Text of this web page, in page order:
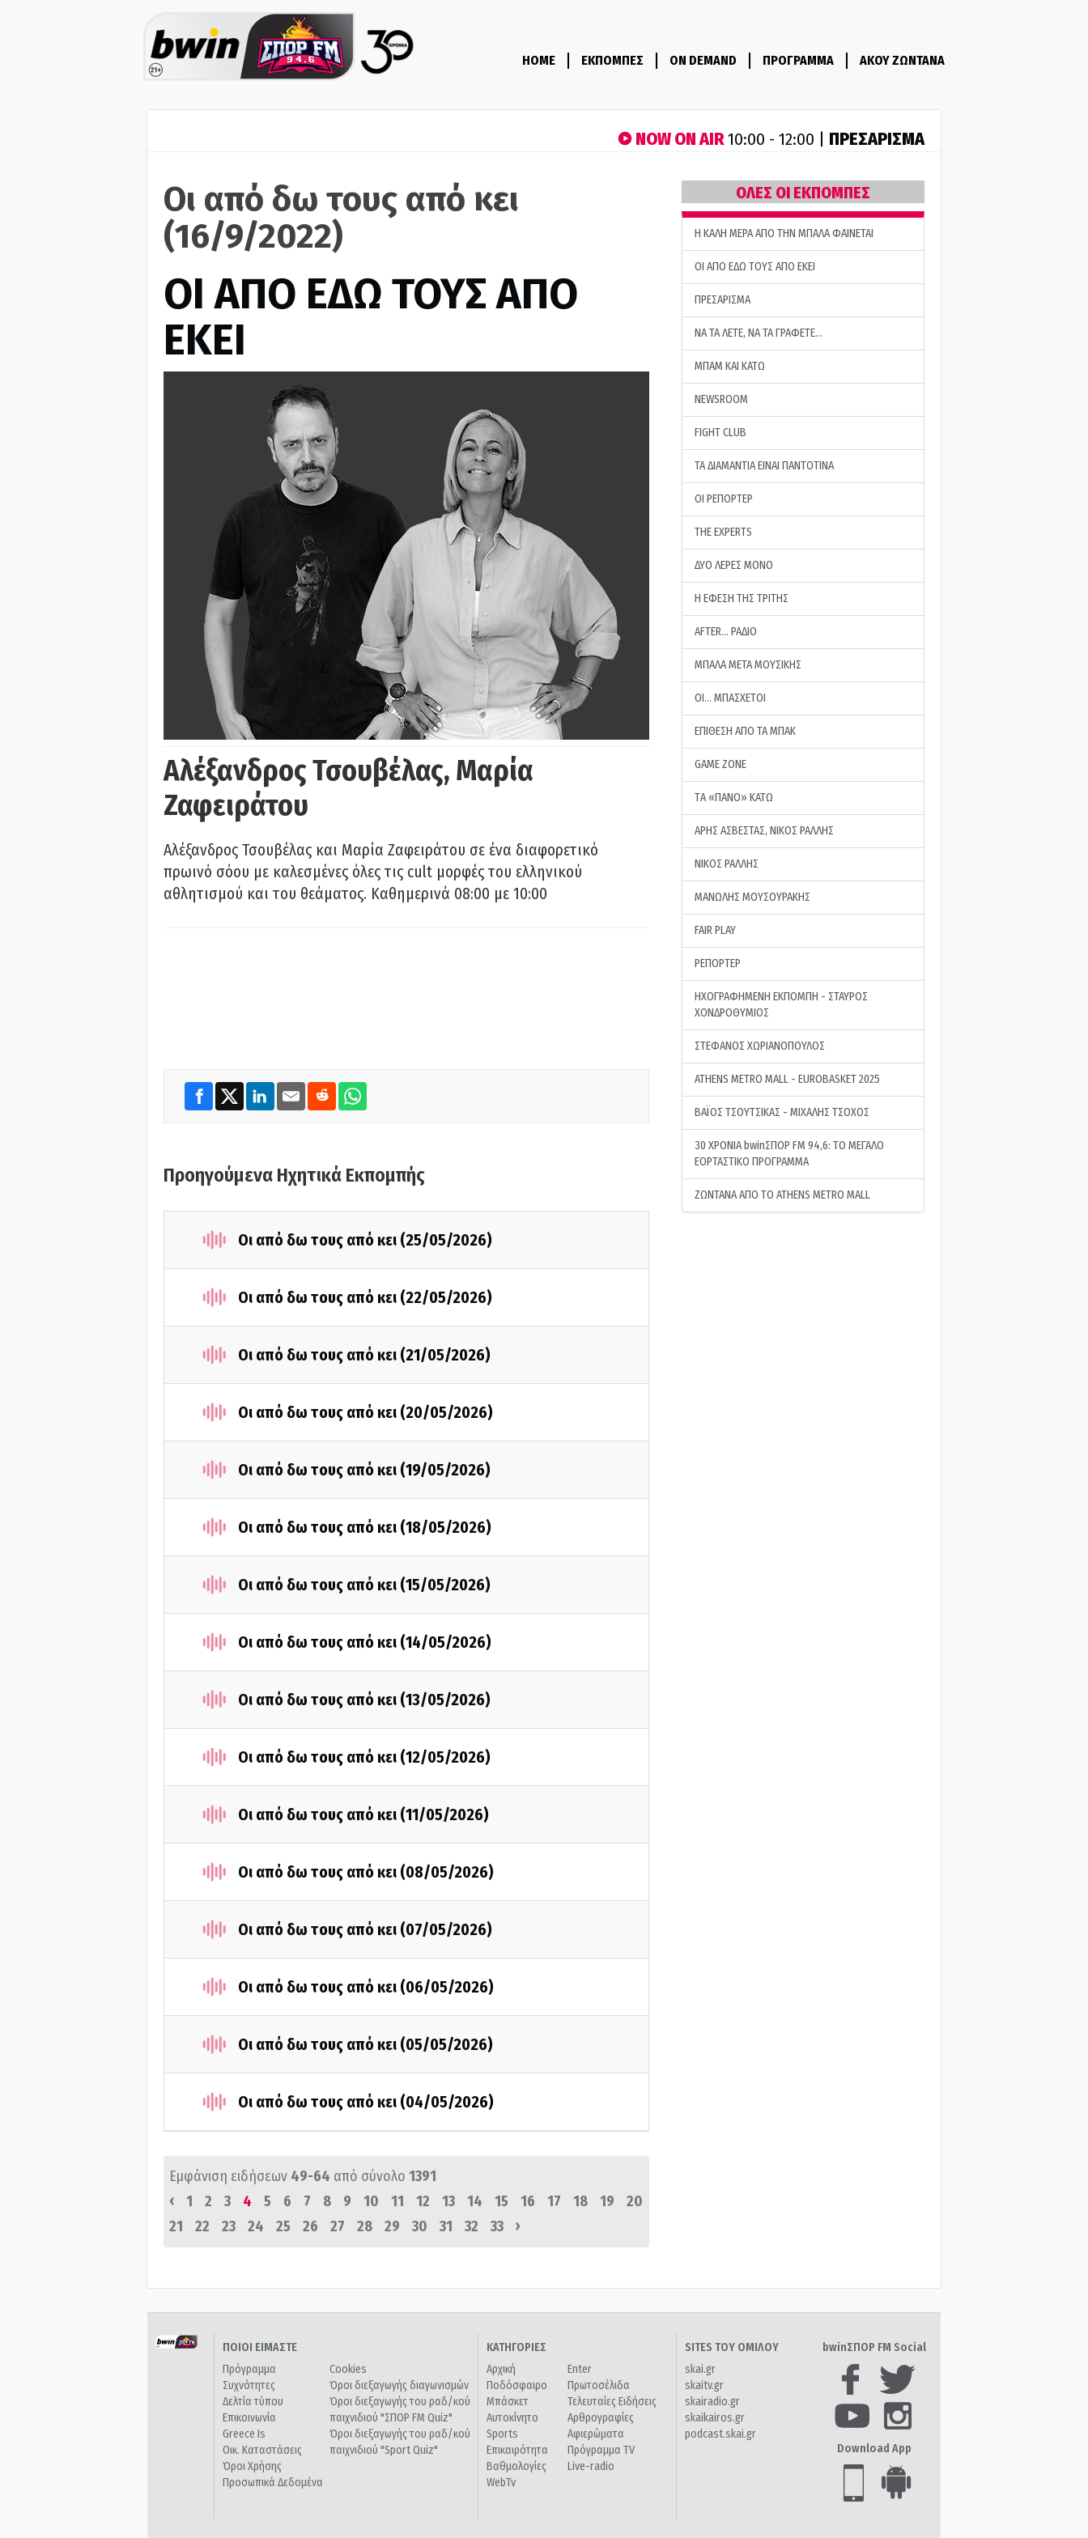
HOME ΕΚΠΟΜΠΕΣ ON DEMAND ΠΡΟΓΡΑΜΜΑ ΑΚΟΥ ΖΩΝΤΑΝΑ
NOW ON AIR10:00 - 12:00 | ΠΡΕΣΑΡΙΣΜΑ
Οι από δω τους από κει
(16/9/2022)
ΟΙ ΑΠΟ ΕΔΩ ΤΟΥΣ ΑΠΟ
ΕΚΕΙ
Αλέξανδρος Τσουβέλας, Μαρία
Ζαφειράτου
Αλέξανδρος Τσουβέλας και Μαρία Ζαφειράτου σε ένα διαφορετικό
πρωινό σόου με καλεσμένες όλες τις cult μορφές του ελληνικού
αθλητισμού και του θεάματος. Καθημερινά 08:00 με 10:00
Προηγούμενα Ηχητικά Εκπομπής
Οι από δω τους από κει (25/05/2026)
Οι από δω τους από κει (22/05/2026)
Οι από δω τους από κει (21/05/2026)
Οι από δω τους από κει (20/05/2026)
Οι από δω τους από κει (19/05/2026)
Οι από δω τους από κει (18/05/2026)
Οι από δω τους από κει (15/05/2026)
Οι από δω τους από κει (14/05/2026)
Οι από δω τους από κει (13/05/2026)
Οι από δω τους από κει (12/05/2026)
Οι από δω τους από κει (11/05/2026)
Οι από δω τους από κει (08/05/2026)
Οι από δω τους από κει (07/05/2026)
Οι από δω τους από κει (06/05/2026)
Οι από δω τους από κει (05/05/2026)
Οι από δω τους από κει (04/05/2026)
Εμφάνιση ειδήσεων 49-64 από σύνολο 1391
‹
1 2 3 4 5 6 7 8 9 10 11 12 13 14 15 16 17 18 19
20
21
22 23 24 25 26 27 28 29 30 31 32 33 ›
ΟΛΕΣ ΟΙ ΕΚΠΟΜΠΕΣ
H ΚΑΛΗ ΜΕΡΑ ΑΠΟ ΤΗΝ ΜΠΑΛΑ ΦΑΙΝΕΤΑΙ
ΟΙ ΑΠΟ ΕΔΩ ΤΟΥΣ ΑΠΟ ΕΚΕΙ
ΠΡΕΣΑΡΙΣΜΑ
ΝΑ ΤΑ ΛΕΤΕ, ΝΑ ΤΑ ΓΡΑΦΕΤΕ…
ΜΠΑΜ ΚΑΙ ΚΑΤΩ
NEWSROOM
FIGHT CLUB
ΤΑ ΔΙΑΜΑΝΤΙΑ ΕΙΝΑΙ ΠΑΝΤΟΤΙΝΑ
ΟΙ ΡΕΠΟΡΤΕΡ
THE EXPERTS
ΔΥΟ ΛΕΡΕΣ ΜΟΝΟ
Η ΕΦΕΣΗ ΤΗΣ ΤΡΙΤΗΣ
AFTER… ΡΑΔΙΟ
ΜΠΑΛΑ ΜΕΤΑ ΜΟΥΣΙΚΗΣ
ΟΙ… ΜΠΑΣΧΕΤΟΙ
ΕΠΙΘΕΣΗ ΑΠΟ ΤΑ ΜΠΑΚ
GAME ZONE
ΤA «ΠΑΝΟ» ΚΑΤΩ
ΑΡΗΣ ΑΣΒΕΣΤΑΣ, ΝΙΚΟΣ ΡΑΛΛΗΣ
ΝΙΚΟΣ ΡΑΛΛΗΣ
ΜΑΝΩΛΗΣ ΜΟΥΣΟΥΡΑΚΗΣ
FAIR PLAY
ΡΕΠΟΡΤΕΡ
ΗΧΟΓΡΑΦΗΜΕΝΗ ΕΚΠΟΜΠΗ - ΣΤΑΥΡΟΣ
ΧΟΝΔΡΟΘΥΜΙΟΣ
ΣΤΕΦΑΝΟΣ ΧΩΡΙΑΝΟΠΟΥΛΟΣ
ATHENS METRO MALL - EUROBASKET 2025
ΒΑΪΟΣ ΤΣΟΥΤΣΙΚΑΣ - ΜΙΧΑΛΗΣ ΤΣΟΧΟΣ
30 ΧΡΟΝΙΑ bwinΣΠΟΡ FM 94,6: ΤΟ ΜΕΓΑΛΟ
ΕΟΡΤΑΣΤΙΚΟ ΠΡΟΓΡΑΜΜΑ
ΖΩΝΤΑΝΑ ΑΠΟ ΤΟ ATHENS METRO MALL
ΠΟΙΟΙ ΕΙΜΑΣΤΕ
Πρόγραμμα
Συχνότητες
Δελτία τύπου
Επικοινωνία
Greece Is
Οικ. Καταστάσεις
Όροι Χρήσης
Προσωπικά Δεδομένα
Cookies
Όροι διεξαγωγής διαγωνισμών
Όροι διεξαγωγής του ραδ/κού
παιχνιδιού "ΣΠΟΡ FM Quiz"
Όροι διεξαγωγής του ραδ/κού
παιχνιδιού "Sport Quiz"
ΚΑΤΗΓΟΡΙΕΣ
Αρχική
Ποδόσφαιρο
Μπάσκετ
Αυτοκίνητο
Sports
Επικαιρότητα
Βαθμολογίες
WebTv
Enter
Πρωτοσέλιδα
Τελευταίες Ειδήσεις
Αρθρογραφίες
Αφιερώματα
Πρόγραμμα TV
Live-radio
SITES ΤΟΥ ΟΜΙΛΟΥ
skai.gr
skaitv.gr
skairadio.gr
skaikairos.gr
podcast.skai.gr
bwinΣΠΟΡ FM Social
Download App